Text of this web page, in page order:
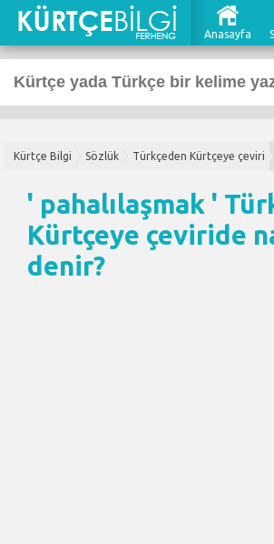
Anasayfa
Kürtçe Bilgi Sözlük Türkçeden Kürtçeye çeviri
' pahalılaşmak '
Kürtçeye çeviride
denir?